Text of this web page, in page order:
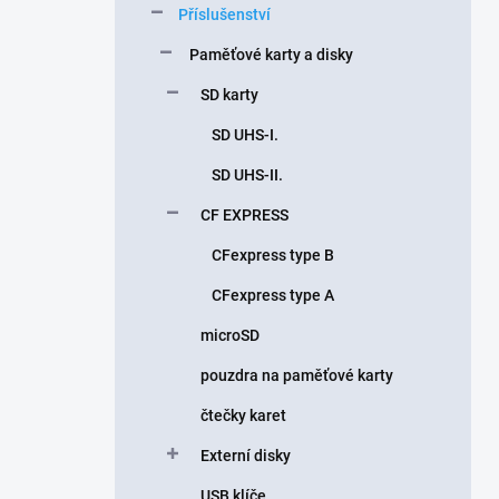
Příslušenství
Paměťové karty a disky
SD karty
SD UHS-I.
SD UHS-II.
CF EXPRESS
CFexpress type B
CFexpress type A
microSD
pouzdra na paměťové karty
čtečky karet
Externí disky